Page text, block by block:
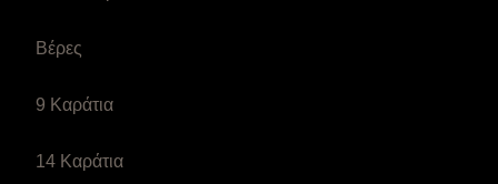
Βέρες
9 Καράτια
14 Καράτια